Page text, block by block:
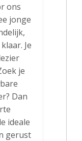
ons
jonge
Je
je
Dan
ideale
gerust